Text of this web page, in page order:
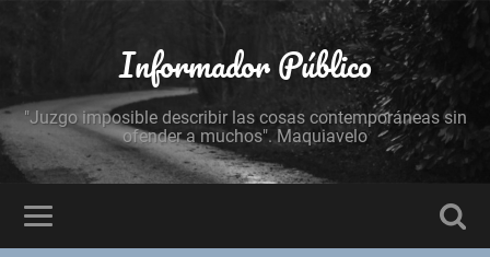
Informador Público
"Juzgo imposible describir las cosas contemporáneas sin
ofender a muchos". Maquiavelo